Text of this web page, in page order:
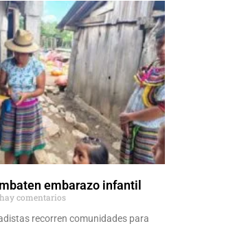
embarazo infantil
comentarios
recorren comunidades para